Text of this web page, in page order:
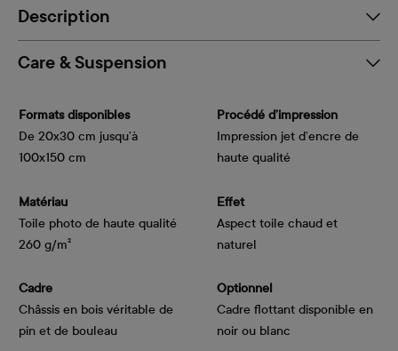
Description
Care & Suspension
Formats disponibles
De 20x30 cm jusqu’à
100x150 cm
Matériau
Toile photo de haute qualité
260 g/m²
Cadre
Châssis en bois véritable de
pin et de bouleau
Procédé d’impression
Impression jet d’encre de
haute qualité
Effet
Aspect toile chaud et
naturel
Optionnel
Cadre flottant disponible en
noir ou blanc